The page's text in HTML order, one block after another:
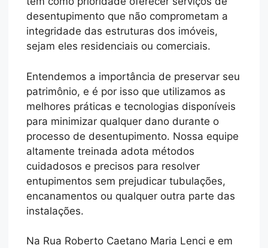
desentupimento que não comprometam a
integridade das estruturas dos imóveis,
sejam eles residenciais ou comerciais.
Entendemos a importância de preservar seu
patrimônio, e é por isso que utilizamos as
melhores práticas e tecnologias disponíveis
para minimizar qualquer dano durante o
processo de desentupimento. Nossa equipe
altamente treinada adota métodos
cuidadosos e precisos para resolver
entupimentos sem prejudicar tubulações,
encanamentos ou qualquer outra parte das
instalações.
Na Rua Roberto Caetano Maria Lenci e em